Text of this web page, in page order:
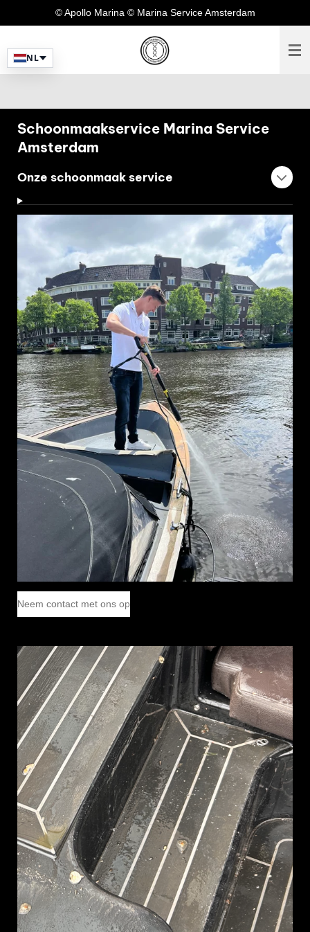
NL
de
hoofdinhoud
© Apollo Marina © Marina Service Amsterdam
Schoonmaakservice Marina Service
Amsterdam
Onze schoonmaak service
Neem contact met ons op